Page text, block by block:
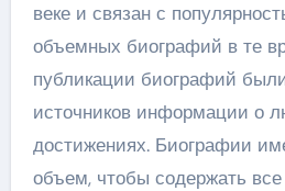
веке и связан с
объемных биографий в те
публикации биографий
источников информации о
достижениях. Биографии
объем, чтобы содержать